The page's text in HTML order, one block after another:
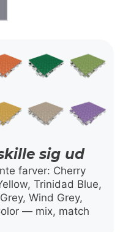
sig ud
farver: Cherry
Trinidad Blue,
Wind Grey,
— mix, match